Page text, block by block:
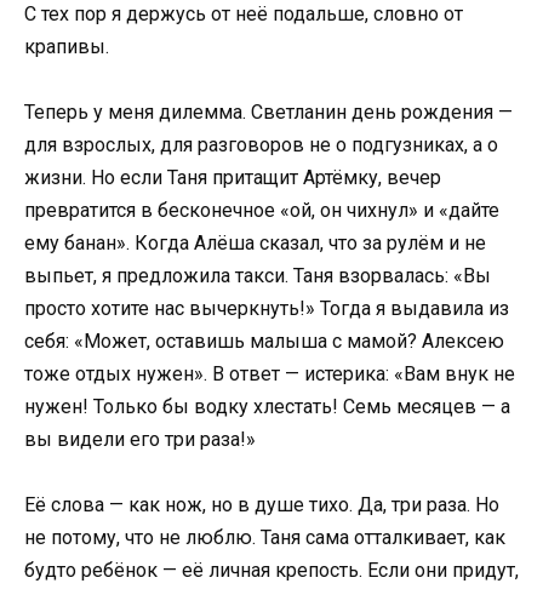
С тех пор я держусь от неё подальше, словно от
крапивы.
Теперь у меня дилемма. Светланин день рождения —
для взрослых, для разговоров не о подгузниках, а о
жизни. Но если Таня притащит Артёмку, вечер
превратится в бесконечное «ой, он чихнул» и «дайте
ему банан». Когда Алёша сказал, что за рулём и не
выпьет, я предложила такси. Таня взорвалась: «Вы
просто хотите нас вычеркнуть!» Тогда я выдавила из
себя: «Может, оставишь малыша с мамой? Алексею
тоже отдых нужен». В ответ — истерика: «Вам внук не
нужен! Только бы водку хлестать! Семь месяцев — а
вы видели его три раза!»
Её слова — как нож, но в душе тихо. Да, три раза. Но
не потому, что не люблю. Таня сама отталкивает, как
будто ребёнок — её личная крепость. Если они придут,